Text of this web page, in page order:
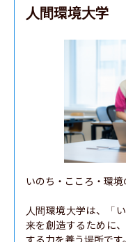
人間環境大学
いのち・こころ・環
人間環境大学は、「
来を創造するために
する力を養う場所です。